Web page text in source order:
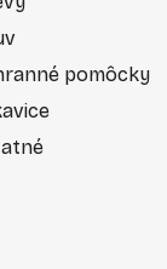
pomôcky